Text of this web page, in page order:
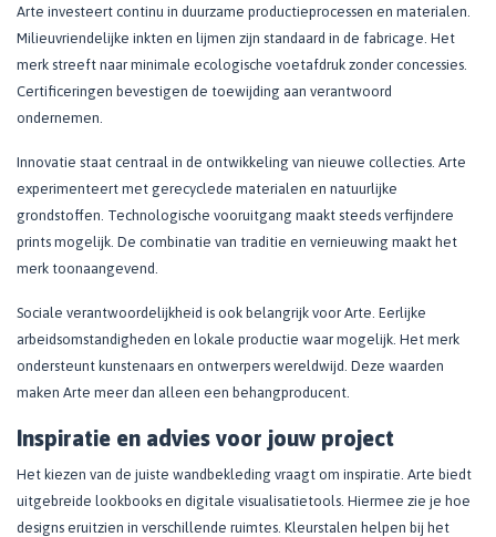
Arte investeert continu in duurzame productieprocessen en materialen.
Milieuvriendelijke inkten en lijmen zijn standaard in de fabricage. Het
merk streeft naar minimale ecologische voetafdruk zonder concessies.
Certificeringen bevestigen de toewijding aan verantwoord
ondernemen.
Innovatie staat centraal in de ontwikkeling van nieuwe collecties. Arte
experimenteert met gerecyclede materialen en natuurlijke
grondstoffen. Technologische vooruitgang maakt steeds verfijndere
prints mogelijk. De combinatie van traditie en vernieuwing maakt het
merk toonaangevend.
Sociale verantwoordelijkheid is ook belangrijk voor Arte. Eerlijke
arbeidsomstandigheden en lokale productie waar mogelijk. Het merk
ondersteunt kunstenaars en ontwerpers wereldwijd. Deze waarden
maken Arte meer dan alleen een behangproducent.
Inspiratie en advies voor jouw project
Het kiezen van de juiste wandbekleding vraagt om inspiratie. Arte biedt
uitgebreide lookbooks en digitale visualisatietools. Hiermee zie je hoe
designs eruitzien in verschillende ruimtes. Kleurstalen helpen bij het